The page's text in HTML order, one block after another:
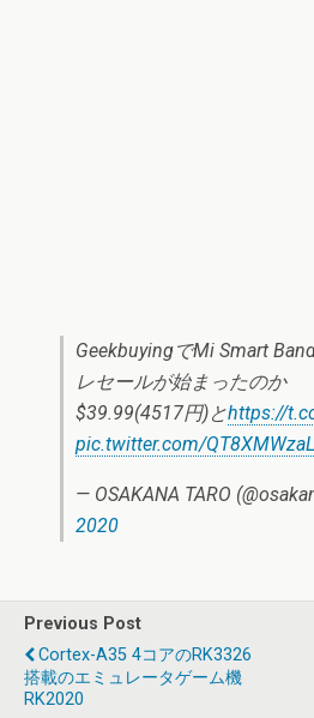
GeekbuyingでMi Smart
レセールが始まったのか
$39.99(4517円)とhttps://
pic.twitter.com/
— OSAKANA TARO
2020
Previous Post
Cortex-A35 4コアのRK3326
搭載のエミュレータゲーム機
RK2020